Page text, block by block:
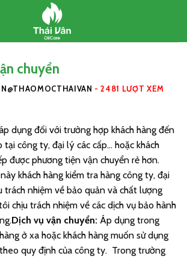
chuyển
-2481 LƯỢT XEM
dụng đối với trường hợp khách hàng đến
tại công ty, đại lý các cấp… hoặc khách
được phương tiện vận chuyển rẻ hơn.
khách hàng kiểm tra hàng công ty, đại
trách nhiệm về bảo quản và chất lượng
chịu trách nhiệm về các dịch vụ bảo hành
Dịch vụ vận chuyển: Áp dụng trong
ở xa hoặc khách hàng muốn sử dụng
quy định của công ty. Trong trường